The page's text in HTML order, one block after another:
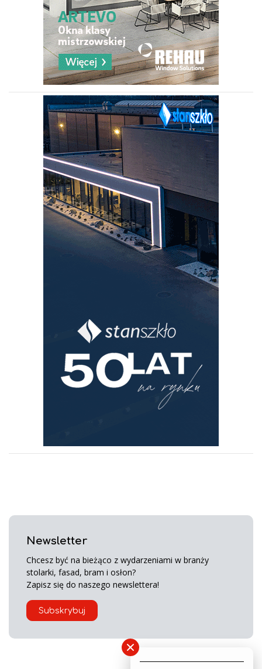
Newsletter
Chcesz być na bieżąco z wydarzeniami w branży
stolarki, fasad, bram i osłon?
Zapisz się do naszego newslettera!
Subskrybuj
×